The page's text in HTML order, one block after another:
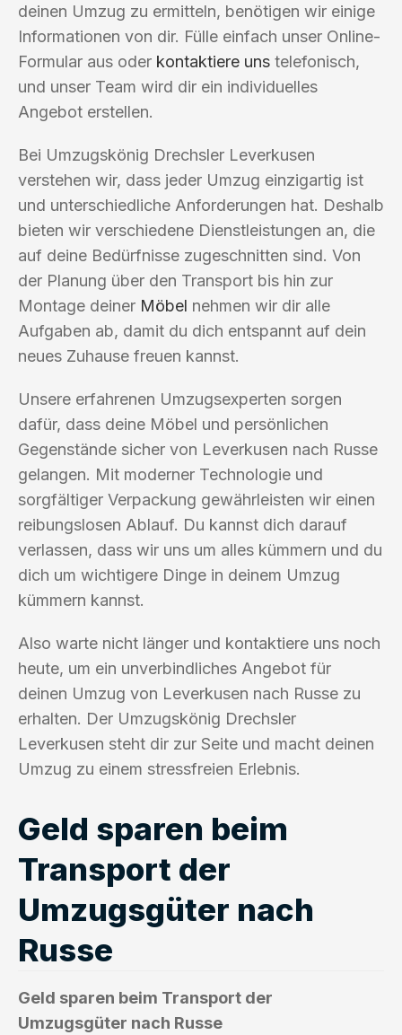
deinen Umzug zu ermitteln, benötigen wir einige
Informationen von dir. Fülle einfach unser Online-
Formular aus oder kontaktiere uns telefonisch,
und unser Team wird dir ein individuelles
Angebot erstellen.
Bei Umzugskönig Drechsler Leverkusen
verstehen wir, dass jeder Umzug einzigartig ist
und unterschiedliche Anforderungen hat. Deshalb
bieten wir verschiedene Dienstleistungen an, die
auf deine Bedürfnisse zugeschnitten sind. Von
der Planung über den Transport bis hin zur
Montage deiner Möbel nehmen wir dir alle
Aufgaben ab, damit du dich entspannt auf dein
neues Zuhause freuen kannst.
Unsere erfahrenen Umzugsexperten sorgen
dafür, dass deine Möbel und persönlichen
Gegenstände sicher von Leverkusen nach Russe
gelangen. Mit moderner Technologie und
sorgfältiger Verpackung gewährleisten wir einen
reibungslosen Ablauf. Du kannst dich darauf
verlassen, dass wir uns um alles kümmern und du
dich um wichtigere Dinge in deinem Umzug
kümmern kannst.
Also warte nicht länger und kontaktiere uns noch
heute, um ein unverbindliches Angebot für
deinen Umzug von Leverkusen nach Russe zu
erhalten. Der Umzugskönig Drechsler
Leverkusen steht dir zur Seite und macht deinen
Umzug zu einem stressfreien Erlebnis.
Geld sparen beim
Transport der
Umzugsgüter nach
Russe
Geld sparen beim Transport der
Umzugsgüter nach Russe